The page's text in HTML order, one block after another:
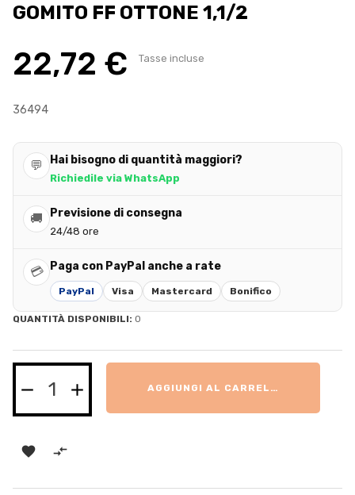
GOMITO FF OTTONE 1,1/2
22,72 € Tasse incluse
36494
💬 Hai bisogno di quantità maggiori?
Richiedile via WhatsApp
🚚 Previsione di consegna
24/48 ore
💳 Paga con PayPal anche a rate
PayPal Visa Mastercard Bonifico
QUANTITÀ DISPONIBILI: 0
AGGIUNGI AL CARRELLO
 